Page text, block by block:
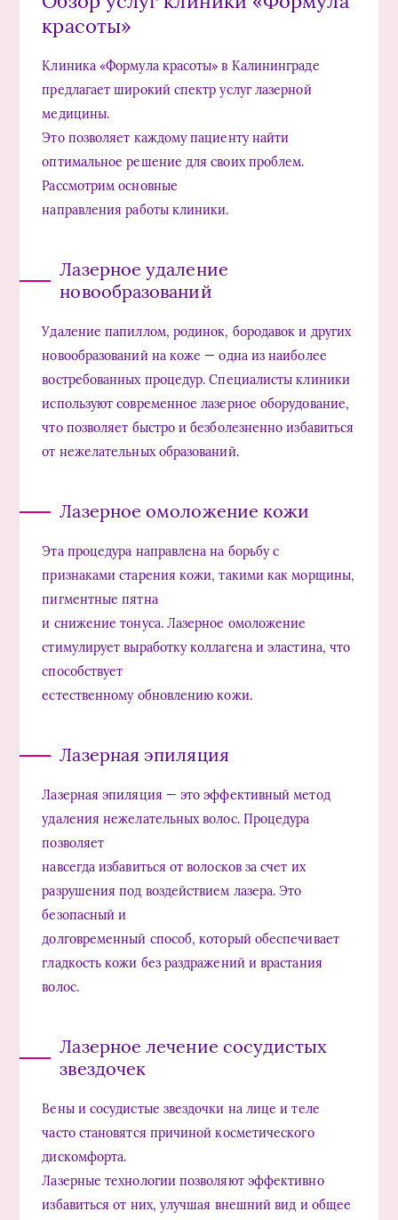
красоты»
Клиника «Формула красоты» в Калининграде
предлагает широкий спектр услуг лазерной
медицины.
Это позволяет каждому пациенту найти
оптимальное решение для своих проблем.
Рассмотрим основные
направления работы клиники.
Лазерное удаление
новообразований
Удаление папиллом, родинок, бородавок и других
новообразований на коже — одна из наиболее
востребованных процедур. Специалисты клиники
используют современное лазерное оборудование,
что позволяет быстро и безболезненно избавиться
от нежелательных образований.
Лазерное омоложение кожи
Эта процедура направлена на борьбу с
признаками старения кожи, такими как морщины,
пигментные пятна
и снижение тонуса. Лазерное омоложение
стимулирует выработку коллагена и эластина, что
способствует
естественному обновлению кожи.
Лазерная эпиляция
Лазерная эпиляция — это эффективный метод
удаления нежелательных волос. Процедура
позволяет
навсегда избавиться от волосков за счет их
разрушения под воздействием лазера. Это
безопасный и
долговременный способ, который обеспечивает
гладкость кожи без раздражений и врастания
волос.
Лазерное лечение сосудистых
звездочек
Вены и сосудистые звездочки на лице и теле
часто становятся причиной косметического
дискомфорта.
Лазерные технологии позволяют эффективно
избавиться от них, улучшая внешний вид и общее